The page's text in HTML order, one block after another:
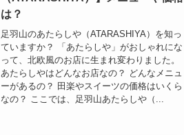
は？
足羽山のあたらしや（ATARASHIYA）を知っ
ていますか？ 「あたらしや」がおしゃれにな
って、北欧風のお店に生まれ変わりました。
あたらしやはどんなお店なの？ どんなメニュ
ーがあるの？ 田楽やスイーツの価格はいくら
なの？ ここでは、足羽山あたらしや（...